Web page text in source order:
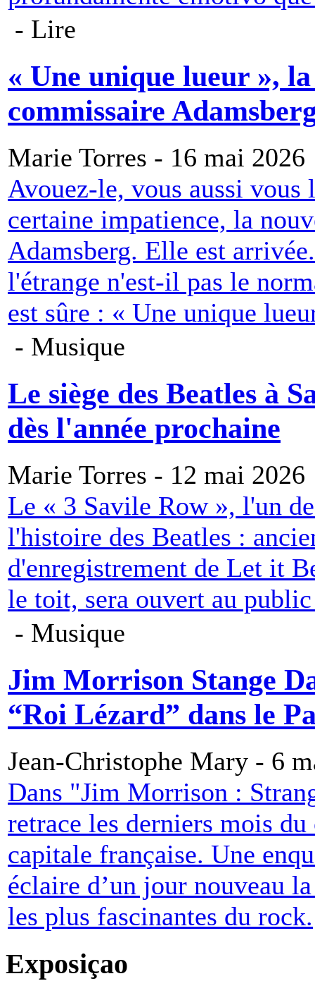
- Lire
« Une unique lueur »,
commissaire
Marie Torres - 16 mai 2026
Avouez-le, vous aussi vous
certaine impatience, la
Adamsberg. Elle est
l'étrange n'est-il pas le
est sûre : « Une unique
- Musique
Le siège des Beatles à
dès l'année prochaine
Marie Torres - 12 mai 2026
Le « 3 Savile Row », l'un
l'histoire des Beatles :
d'enregistrement de Let it
le toit, sera ouvert au
- Musique
Jim Morrison Stange
“Roi Lézard” dans le
Jean-Christophe Mary - 6
Dans "Jim Morrison :
retrace les derniers mois
capitale française. Une
éclaire d’un jour nouveau
les plus fascinantes du rock.
Exposiçao